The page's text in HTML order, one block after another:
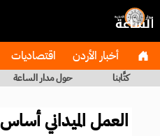
أخبار الأردن اقتصاديات
كتَّابنا حول مدار الساعة
العمل الميداني